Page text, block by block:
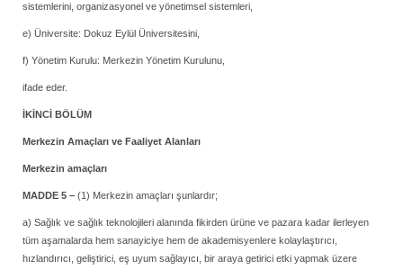
sistemlerini, organizasyonel ve yönetimsel sistemleri,
e) Üniversite: Dokuz Eylül Üniversitesini,
f) Yönetim Kurulu: Merkezin Yönetim Kurulunu,
ifade eder.
İKİNCİ BÖLÜM
Merkezin Amaçları ve Faaliyet Alanları
Merkezin amaçları
MADDE 5 – (1) Merkezin amaçları şunlardır;
a) Sağlık ve sağlık teknolojileri alanında fikirden ürüne ve pazara kadar ilerleyen
tüm aşamalarda hem sanayiciye hem de akademisyenlere kolaylaştırıcı,
hızlandırıcı, geliştirici, eş uyum sağlayıcı, bir araya getirici etki yapmak üzere